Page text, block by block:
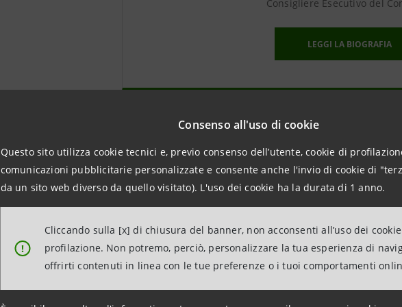
Consenso all'uso di cookie
Questo sito utilizza cookie tecnici e, previo consenso dell’utente, cookie di
comunicazioni pubblicitarie personalizzate e consente anche l'invio di cookie di
da un sito web diverso da quello visitato). L'uso dei cookie ha la durata di 1 anno.
!
Cliccando sulla [x] di chiusura del banner, non acconsenti all’uso dei
profilazione. Non potremo, perciò, personalizzare la tua esperienza di
offrirti contenuti in linea con le tue preferenze o i tuoi comportamenti
Consigliere Esecutivo del
LEGGI LA BIOGRAFIA
Modello di governance
Il modello monistico, adottato da Intesa Sanpaolo dal 27 aprile
contemporanea della funzione di supervisione strategica e della
efficienza ed efficacia nell’ambito dell’applicazione del precedente